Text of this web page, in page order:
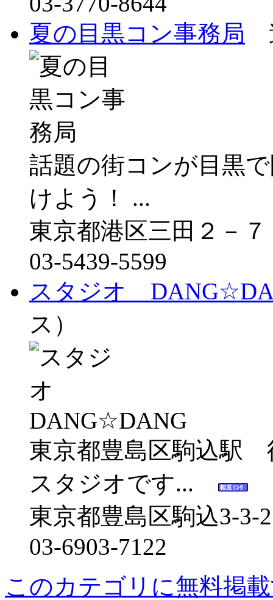
夏の目黒コン事務局
話題の街コンが目黒
けよう！ ...
東京都港区三田２－
03-5439-5599
スタジオ
ス）
東京都豊島区駒込駅
スタジオです...
東京都豊島区駒込3-
03-6903-7122
このカテゴリに無料掲